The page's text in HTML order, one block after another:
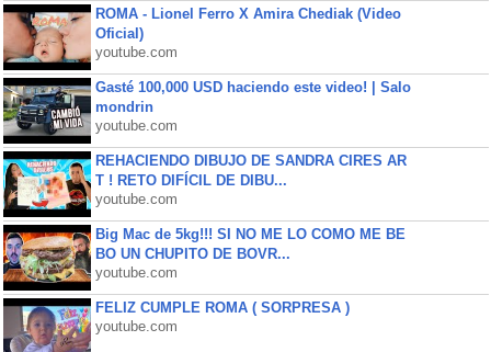
ROMA - Lionel Ferro X Amira Chediak (Video
Oficial)
youtube.com
Gasté 100,000 USD haciendo este video! | Salo
mondrin
youtube.com
REHACIENDO DIBUJO DE SANDRA CIRES AR
T ! RETO DIFÍCIL DE DIBU...
youtube.com
Big Mac de 5kg!!! SI NO ME LO COMO ME BE
BO UN CHUPITO DE BOVR...
youtube.com
FELIZ CUMPLE ROMA ( SORPRESA )
youtube.com